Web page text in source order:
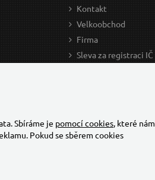
Kontakt
Velkoobchod
Firma
Sleva za registraci IČ
Sbíráme je pomocí cookies, které nám
Pokud se sběrem cookies